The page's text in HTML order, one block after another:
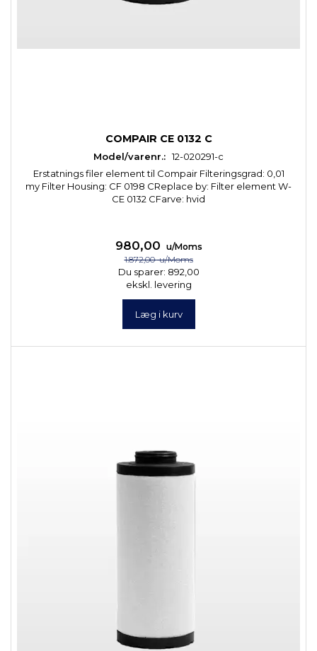
COMPAIR CE 0132 C
Model/varenr.: 12-020291-c
Erstatnings filer element til Compair Filteringsgrad: 0,01
my Filter Housing: CF 0198 CReplace by: Filter element W-
CE 0132 CFarve: hvid
980,00
u/Moms
1.872,00u/Moms
Du sparer: 892,00
ekskl. levering
Læg i kurv